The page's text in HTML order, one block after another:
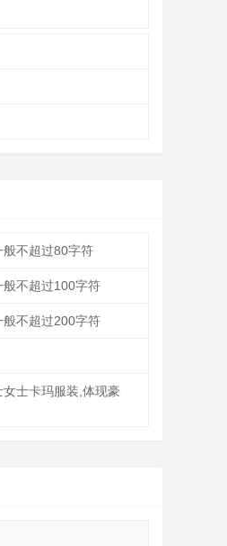
般不超过80字符
般不超过100字符
般不超过200字符
士卡玛服装,体现豪